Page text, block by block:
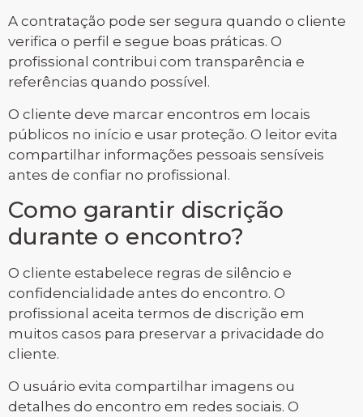
A contratação pode ser segura quando o cliente
verifica o perfil e segue boas práticas. O
profissional contribui com transparência e
referências quando possível.
O cliente deve marcar encontros em locais
públicos no início e usar proteção. O leitor evita
compartilhar informações pessoais sensíveis
antes de confiar no profissional.
Como garantir discrição
durante o encontro?
O cliente estabelece regras de silêncio e
confidencialidade antes do encontro. O
profissional aceita termos de discrição em
muitos casos para preservar a privacidade do
cliente.
O usuário evita compartilhar imagens ou
detalhes do encontro em redes sociais. O